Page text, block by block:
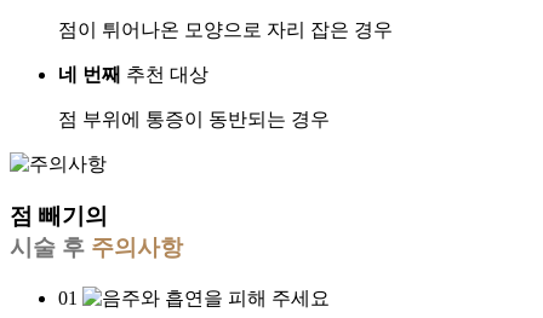
점이 튀어나온 모양으로 자리 잡은 경우
네 번째 추천 대상
점 부위에 통증이 동반되는 경우
점 빼기의
시술 후 주의사항
01